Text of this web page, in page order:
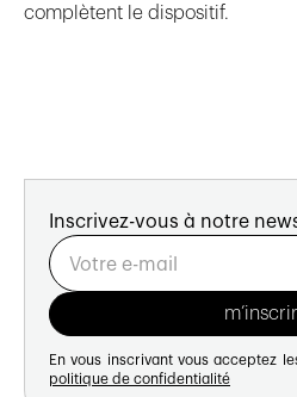
complètent le dispositif.
Inscrivez-vous à notre
En vous inscrivant vous acceptez
politique de confidentialité